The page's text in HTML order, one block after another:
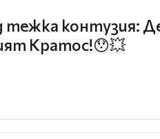
тежка контузия:
Кратос!😯💥